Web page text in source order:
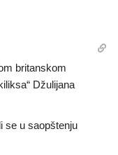
britanskom
Džulijana
se u saopštenju